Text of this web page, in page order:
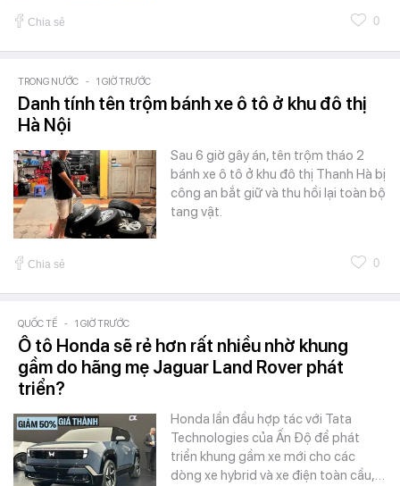
Chia sẻ 0
TRONG NƯỚC - 1 GIỜ TRƯỚC
Danh tính tên trộm bánh xe ô tô ở khu đô thị
Hà Nội
Sau 6 giờ gây án, tên trộm tháo 2
bánh xe ô tô ở khu đô thị Thanh Hà bị
công an bắt giữ và thu hồi lại toàn bộ
tang vật.
Chia sẻ 0
QUỐC TẾ - 1 GIỜ TRƯỚC
Ô tô Honda sẽ rẻ hơn rất nhiều nhờ khung
gầm do hãng mẹ Jaguar Land Rover phát
triển?
Honda lần đầu hợp tác với Tata
Technologies của Ấn Độ để phát
triển khung gầm xe mới cho các
dòng xe hybrid và xe điện toàn cầu,…